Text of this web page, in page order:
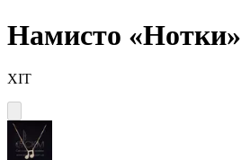
Намисто «Нотки»
ХІТ